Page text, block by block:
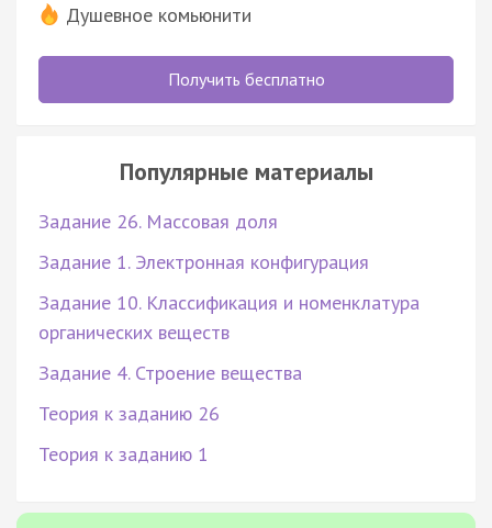
Душевное комьюнити
Получить бесплатно
Популярные материалы
Задание 26. Массовая доля
Задание 1. Электронная конфигурация
Задание 10. Классификация и номенклатура
органических веществ
Задание 4. Строение вещества
Теория к заданию 26
Теория к заданию 1